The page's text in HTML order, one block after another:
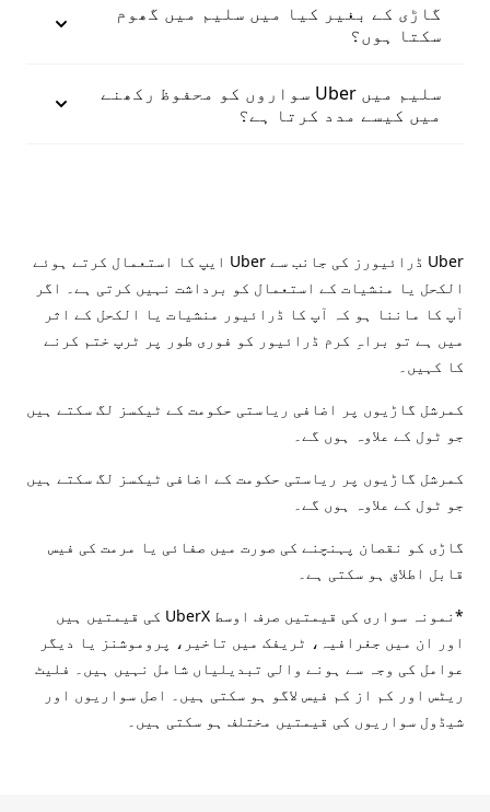
گاڑی کے بغیر کیا میں سلیم میں گھوم
سکتا ہوں؟
سلیم میں Uber سواروں کو محفوظ رکھنے
میں کیسے مدد کرتا ہے؟
Uber ڈرائیورز کی جانب سے Uber ایپ کا استعمال کرتے ہوئے
الکحل یا منشیات کے استعمال کو برداشت نہیں کرتی ہے۔ اگر
آپ کا ماننا ہو کہ آپ کا ڈرائیور منشیات یا الکحل کے اثر
میں ہے تو براہِ کرم ڈرائیور کو فوری طور پر ٹرپ ختم کرنے
کا کہیں۔
کمرشل گاڑیوں پر اضافی ریاستی حکومت کے ٹیکسز لگ سکتے ہیں
جو ٹول کے علاوہ ہوں گے۔
کمرشل گاڑیوں پر ریاستی حکومت کے اضافی ٹیکسز لگ سکتے ہیں
جو ٹول کے علاوہ ہوں گے۔
گاڑی کو نقصان پہنچنے کی صورت میں صفائی یا مرمت کی فیس
قابل اطلاق ہو سکتی ہے۔
*نمونہ سواری کی قیمتیں صرف اوسط UberX کی قیمتیں ہیں
اور ان میں جغرافیہ، ٹریفک میں تاخیر، پروموشنز یا دیگر
عوامل کی وجہ سے ہونے والی تبدیلیاں شامل نہیں ہیں۔ فلیٹ
ریٹس اور کم از کم فیس لاگو ہو سکتی ہیں۔ اصل سواریوں اور
شیڈول سواریوں کی قیمتیں مختلف ہو سکتی ہیں۔